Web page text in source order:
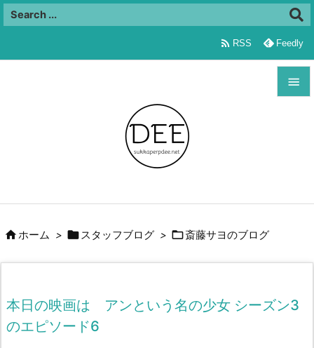

前へ

 RSS Feedly
ホーム > スタッフブログ > 斎藤サヨのブログ
本日の映画は アンという名の少女 シーズン3
のエピソード6